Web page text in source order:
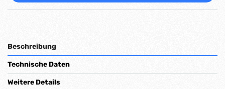
Beschreibung
Technische Daten
Weitere Details